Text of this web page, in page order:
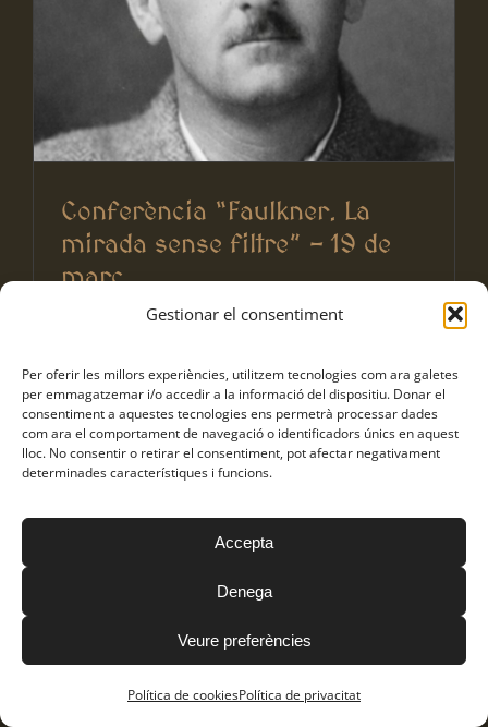
Gestionar el consentiment
Per oferir les millors experiències, utilitzem tecnologies com ara galetes
per emmagatzemar i/o accedir a la informació del dispositiu. Donar el
consentiment a aquestes tecnologies ens permetrà processar dades
com ara el comportament de navegació o identificadors únics en aquest
lloc. No consentir o retirar el consentiment, pot afectar negativament
determinades característiques i funcions.
Accepta
Denega
Veure preferències
Política de cookiesPolítica de privacitat
Conferència “Faulkner. La
mirada sense filtre” – 19 de
març
Formació,Pompeia,Vida caputxina